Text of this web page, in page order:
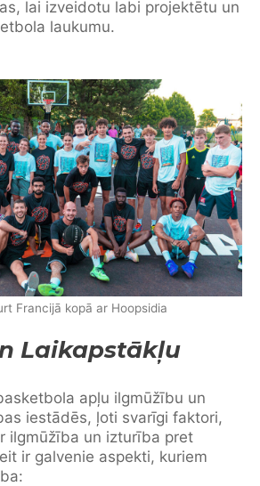
lai izveidotu labi projektētu un
laukumu.
Francijā kopā ar Hoopsidia
Laikapstākļu
apļu ilgmūžību un
iestādēs, ļoti svarīgi faktori,
ilgmūžība un izturība pret
ir galvenie aspekti, kuriem